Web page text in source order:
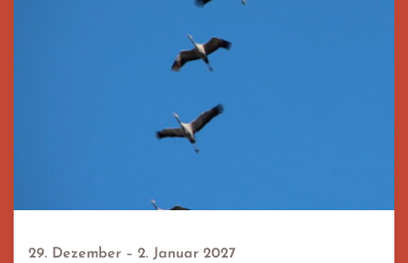
29. Dezember – 2. Januar 2027